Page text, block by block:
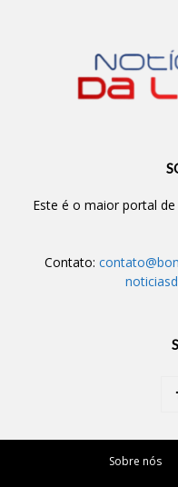
Este é o maior portal
Contato:
Sobre nós